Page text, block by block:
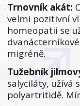
Trnovník akát:
velmi pozitivní
homeopatii se
migréně.
Tužebník
salyciláty, užívá
polyartritidě.